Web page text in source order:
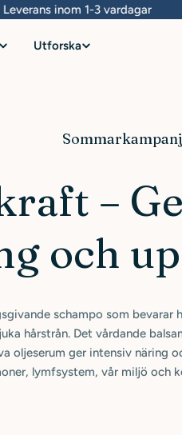
inom 1-3 vardagar
Utforska
Sommarkampanj
–
och
schampo som bevarar
hårstrån. Det vårdande
oljeserum ger intensiv näring
lymfsystem, vår miljö och